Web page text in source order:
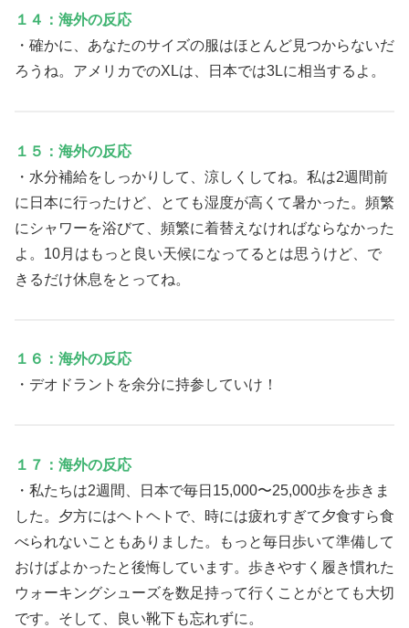
１４：海外の反応
・確かに、あなたのサイズの服はほとんど見つからないだ
ろうね。アメリカでのXLは、日本では3Lに相当するよ。
１５：海外の反応
・水分補給をしっかりして、涼しくしてね。私は2週間前
に日本に行ったけど、とても湿度が高くて暑かった。頻繁
にシャワーを浴びて、頻繁に着替えなければならなかった
よ。10月はもっと良い天候になってるとは思うけど、で
きるだけ休息をとってね。
１６：海外の反応
・デオドラントを余分に持参していけ！
１７：海外の反応
・私たちは2週間、日本で毎日15,000〜25,000歩を歩きま
した。夕方にはヘトヘトで、時には疲れすぎて夕食すら食
べられないこともありました。もっと毎日歩いて準備して
おけばよかったと後悔しています。歩きやすく履き慣れた
ウォーキングシューズを数足持って行くことがとても大切
です。そして、良い靴下も忘れずに。